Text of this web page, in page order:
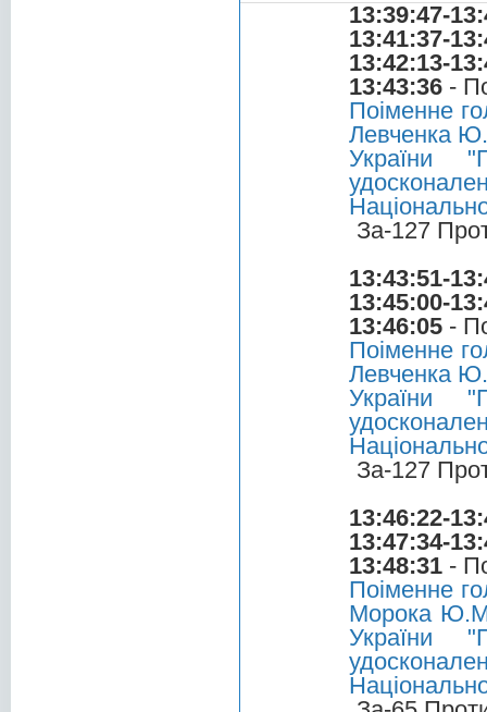
13:39:47-
13:41:37-
13:42:13-
13:43:36 -
Поіменне
Левченка
України
За-127
13:43:51-
13:45:00-
13:46:05 -
Поіменне
Левченка
України
За-127
13:46:22-
13:47:34-
13:48:31 -
Поіменне
Морока Ю.М.
України